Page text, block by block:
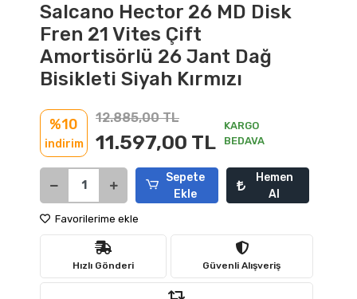
Salcano Hector 26 MD Disk
Fren 21 Vites Çift
Amortisörlü 26 Jant Dağ
Bisikleti Siyah Kırmızı
%10
indirim
12.885,00 TL
11.597,00 TL
KARGO
BEDAVA
Sepete
Ekle
Hemen
Al
Favorilerime ekle
Hızlı Gönderi Güvenli Alışveriş